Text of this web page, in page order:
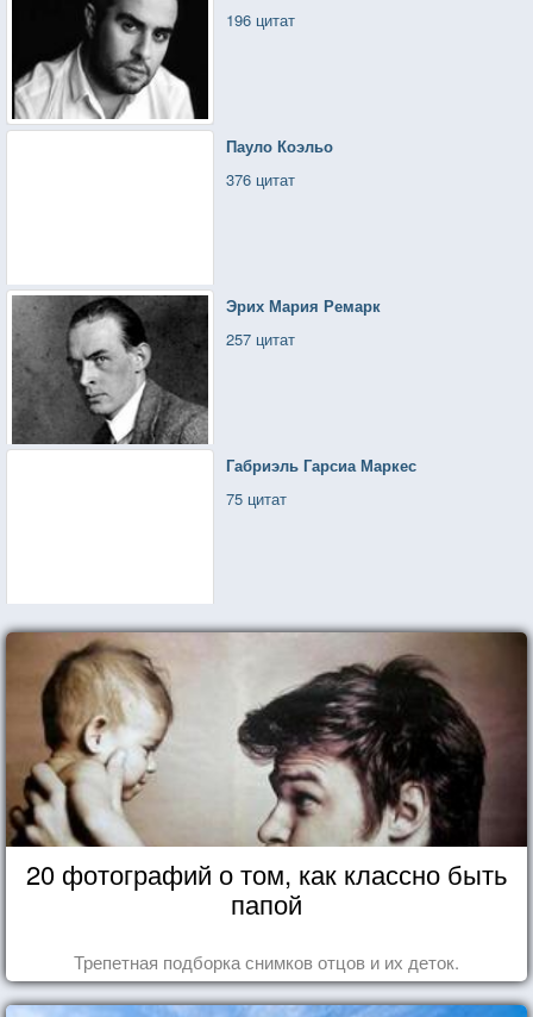
196 цитат
Пауло Коэльо
376 цитат
Эрих Мария Ремарк
257 цитат
Габриэль Гарсиа Маркес
75 цитат
20 фотографий о том, как классно быть
папой
Трепетная подборка снимков отцов и их деток.